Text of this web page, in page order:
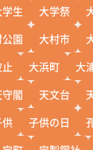
生 大学祭
園 大村市
大浜町 大
閣 天文台
子供の日